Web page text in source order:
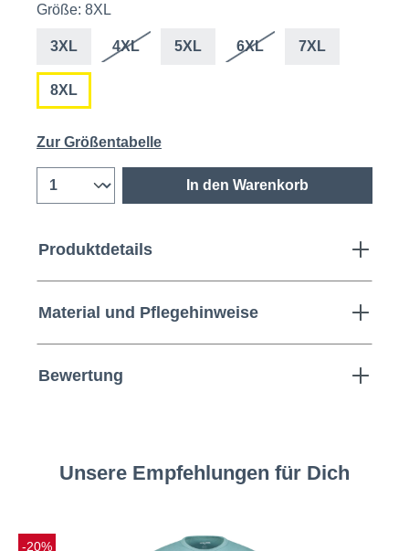
Größe: 8XL
3XL 4XL 5XL 6XL 7XL
8XL
Zur Größentabelle
In den Warenkorb
Produktdetails
Material und Pflegehinweise
Bewertung
Unsere Empfehlungen für Dich
-20%